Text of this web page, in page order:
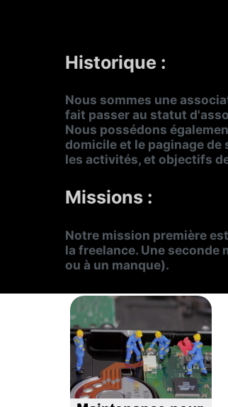
Historique :
Nous sommes une
fait passer au statut
Nous possédons
domicile et le paginage
les activités, et objectifs
Missions :
Notre mission première
la freelance. Une
ou à un manque).